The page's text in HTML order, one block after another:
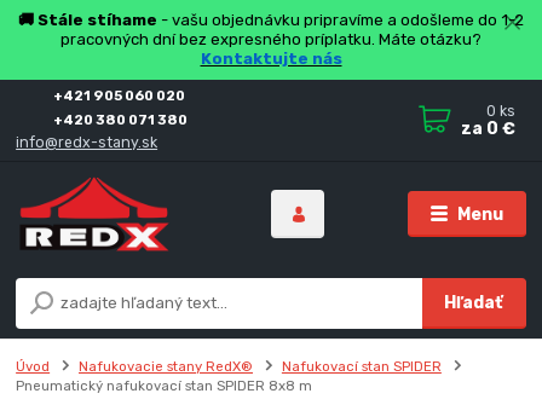
🚚 Stále stíhame - vašu objednávku pripravíme a odošleme do 1-2
pracovných dní bez expresného príplatku. Máte otázku?
Kontaktujte nás
Menu
Hľadať
+421 905 060 020
+420 380 071 380
info@redx-stany.sk
0 ks
za 0 €
Úvod Nafukovacie stany RedX®
Nafukovací stan SPIDER
Pneumatický nafukovací stan SPIDER 8x8 m